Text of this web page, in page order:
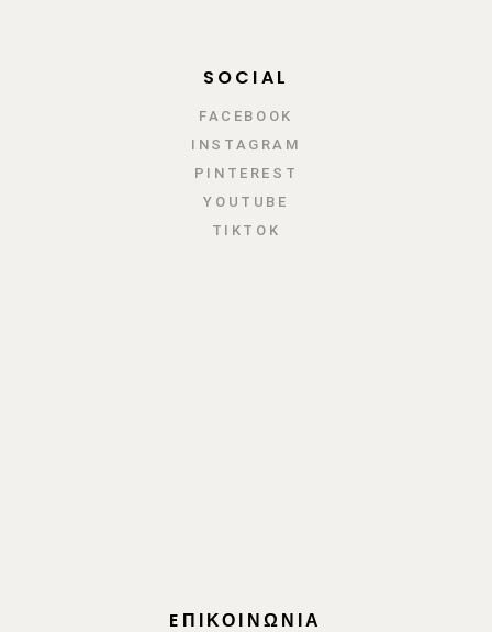
SOCIAL
FACEBOOK
INSTAGRAM
PINTEREST
YOUTUBE
TIKTOK
EΠΙΚΟΙΝΩΝΙΑ